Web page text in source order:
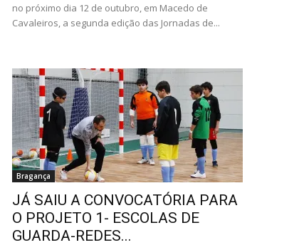
no próximo dia 12 de outubro, em Macedo de
Cavaleiros, a segunda edição das Jornadas de...
Bragança
JÁ SAIU A CONVOCATÓRIA PARA
O PROJETO 1- ESCOLAS DE
GUARDA-REDES...